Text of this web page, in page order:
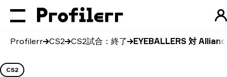
Profilerr CS2 CS2試合：終了 EYEBALLERS 対
CS2